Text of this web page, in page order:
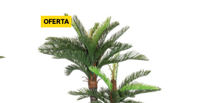
OFERTA